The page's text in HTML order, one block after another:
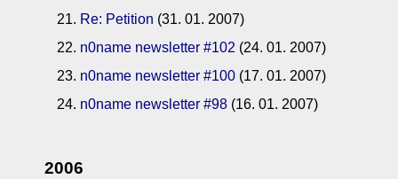
Re: Petition (31. 01. 2007)
n0name newsletter #102 (24. 01. 2007)
n0name newsletter #100 (17. 01. 2007)
n0name newsletter #98 (16. 01. 2007)
2006